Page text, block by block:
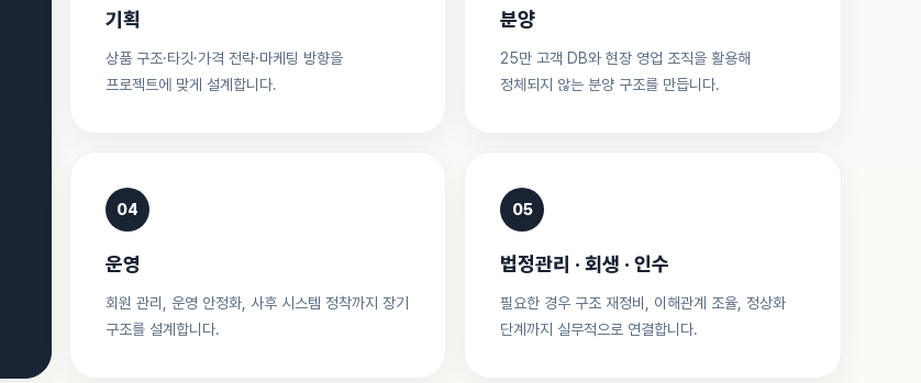
기획
상품 구조·타깃·가격 전략·마케팅 방향을
프로젝트에 맞게 설계합니다.
분양
25만 고객 DB와 현장 영업 조직을 활용해
정체되지 않는 분양 구조를 만듭니다.
04
운영
회원 관리, 운영 안정화, 사후 시스템 정착까지 장기
구조를 설계합니다.
05
법정관리 · 회생 · 인수
필요한 경우 구조 재정비, 이해관계 조율, 정상화
단계까지 실무적으로 연결합니다.